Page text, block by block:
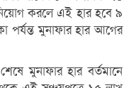
করলে এই হার হবে ৯
মুনাফার হার আগের
মুনাফার হার বর্তমানে